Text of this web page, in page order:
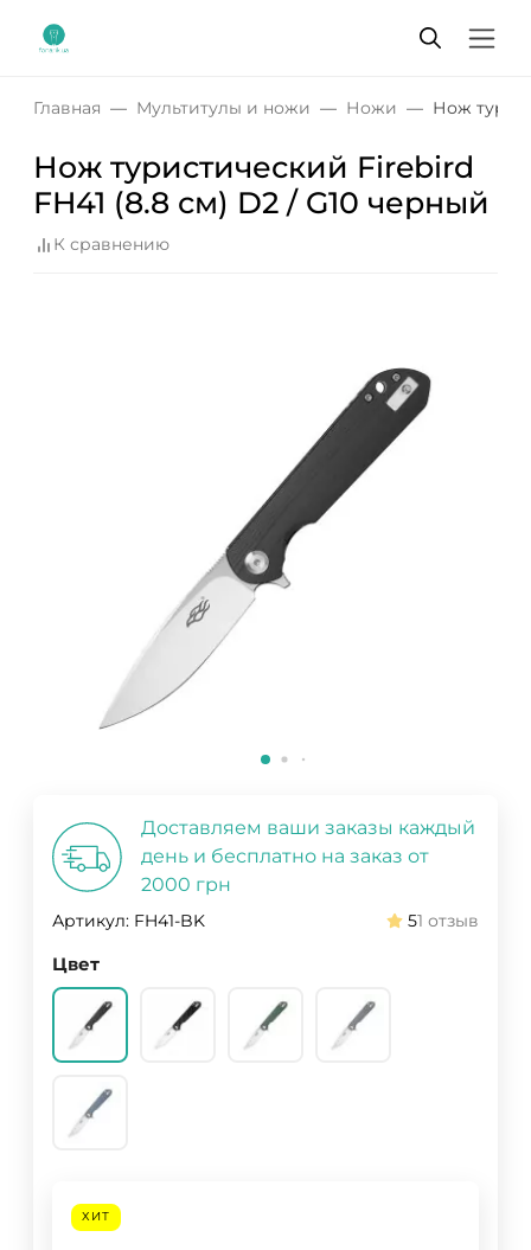
Главная Мультитулы и ножи Ножи Нож
Нож туристический Firebird
FH41 (8.8 см) D2 / G10 черный
К сравнению
Доставляем ваши заказы каждый
день и бесплатно на заказ от
2000 грн
Артикул: FH41-BK 51 отзыв
Цвет
ХИТ